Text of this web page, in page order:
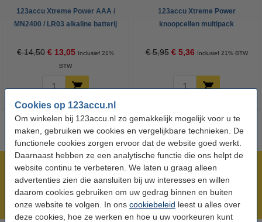
Cookies op 123accu.nl
Om winkelen bij 123accu.nl zo gemakkelijk mogelijk voor u te
maken, gebruiken we cookies en vergelijkbare technieken. De
functionele cookies zorgen ervoor dat de website goed werkt.
Daarnaast hebben ze een analytische functie die ons helpt de
website continu te verbeteren. We laten u graag alleen
advertenties zien die aansluiten bij uw interesses en willen
daarom cookies gebruiken om uw gedrag binnen en buiten
onze website te volgen. In ons cookiebeleid leest u alles over
deze cookies, hoe ze werken en hoe u uw voorkeuren kunt
123accu Xtreme Power AAA /
MN2400 / LR03 alkaline batterij
€ 14,50 € 13,05 Inclusief 21%
BTW
123accu Xtreme Power
knoopcellen multipack
€ 5,95 € 5,36 Inclusief 21% BTW
Meer dan 5 miljoen klanten!
Voor 23.59 uur besteld, morgen in huis!
Laagsteprijsgarantie!